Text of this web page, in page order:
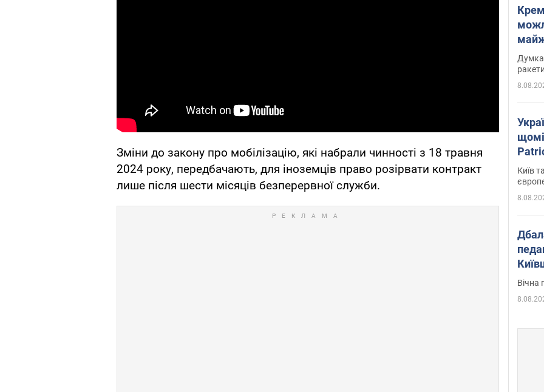
Зміни до закону про мобілізацію, які набрали чинності з 18 травня
2024 року, передбачають, для іноземців право розірвати контракт
лише після шести місяців безперервної служби.
Думка,
Київ
Вічна